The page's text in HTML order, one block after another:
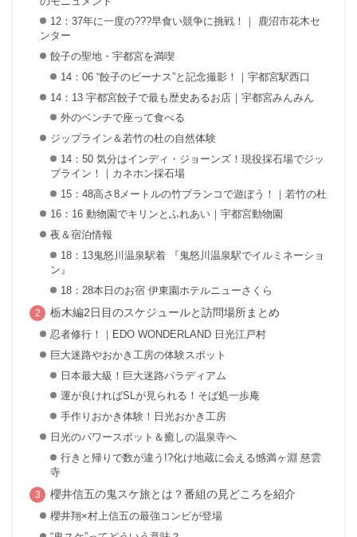
12：37年に一度の???早食い競争に挑戦！｜ 鹿沼市花木セ
ンター
餃子の聖地・宇都宮を満喫
14：06 “餃子のビーナス”と記念撮影！｜宇都宮駅西口
14：13 宇都宮餃子で最も歴史あるお店｜宇都宮みんみん
外のベンチで座って食べる
ジップライン＆若竹の杜の自然体験
14：50 気分はインディ・ジョーンズ！現役採石場でジッ
プライン！｜カネホン採石場
15：48高さ8メートルの竹ブランコで遊ぼう！｜若竹の杜
16：16 動物園でキリンとふれあい｜宇都宮動物園
夜＆宿泊情報
18：13鬼怒川温泉駅着 『鬼怒川温泉駅でイルミネーショ
ン』
18：28本日のお宿 伊東園ホテルニューさくら
栃木編2日目のスケジュールと訪問場所まとめ
忍者修行！｜EDO WONDERLAND 日光江戸村
巨大迷路やおかき工房の体験スポット
日本最大級！巨大迷路パラディアム
運が良ければSLが見られる！そば処一歩庵
手作りおかき体験！日光おかき工房
日光のパワースポット＆癒しの温泉寺へ
行きと帰りで数が違う!?化け地蔵に会える憾満ヶ淵 慈雲
寺
櫻井信五の鬼スケ旅とは？番組の見どころを紹介
櫻井翔×村上信五の最強コンビが登場